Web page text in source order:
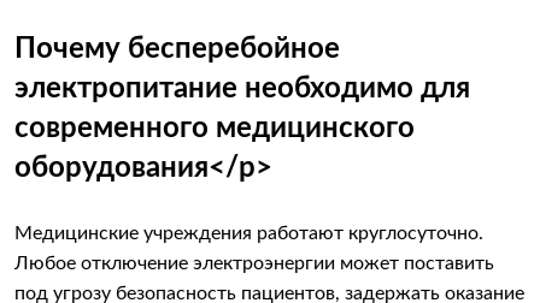
Почему бесперебойное
электропитание необходимо для
современного медицинского
оборудования</p>
Медицинские учреждения работают круглосуточно.
Любое отключение электроэнергии может поставить
под угрозу безопасность пациентов, задержать оказание